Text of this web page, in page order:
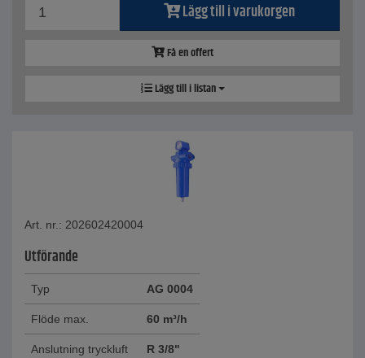
Lägg till i varukorgen
Få en offert
Lägg till i listan
Art. nr.: 202602420004
Utförande
Typ AG 0004
Flöde max. 60 m³/h
Anslutning tryckluft R 3/8"